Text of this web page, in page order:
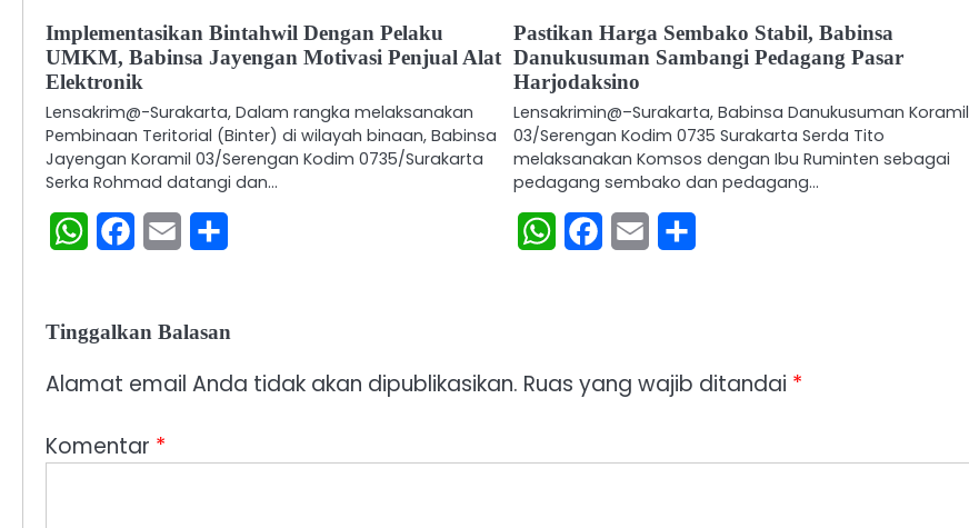
Implementasikan Bintahwil Dengan Pelaku
UMKM, Babinsa Jayengan Motivasi Penjual Alat
Elektronik
Lensakrim@-Surakarta, Dalam rangka melaksanakan
Pembinaan Teritorial (Binter) di wilayah binaan, Babinsa
Jayengan Koramil 03/Serengan Kodim 0735/Surakarta
Serka Rohmad datangi dan…
WhatsAppFacebook
Email
Pastikan Harga Sembako Stabil, Babinsa
Danukusuman Sambangi Pedagang Pasar
Harjodaksino
Lensakrimin@–Surakarta, Babinsa Danukusuman Koramil
03/Serengan Kodim 0735 Surakarta Serda Tito
melaksanakan Komsos dengan Ibu Ruminten sebagai
pedagang sembako dan pedagang…
WhatsAppFacebook
Email
Tinggalkan Balasan
Alamat email Anda tidak akan dipublikasikan. Ruas yang wajib ditandai *
Komentar *